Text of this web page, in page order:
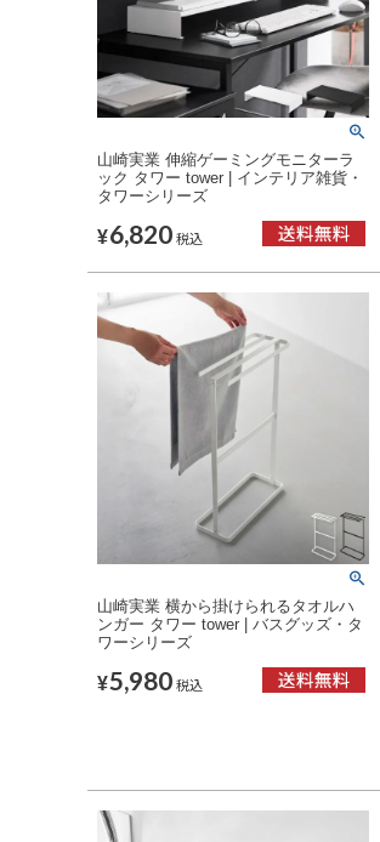
山崎実業 伸縮ゲーミングモニターラ
ック タワー tower | インテリア雑貨・
タワーシリーズ
¥6,820税込
山崎実業 横から掛けられるタオルハ
ンガー タワー tower | バスグッズ・タ
ワーシリーズ
¥5,980税込